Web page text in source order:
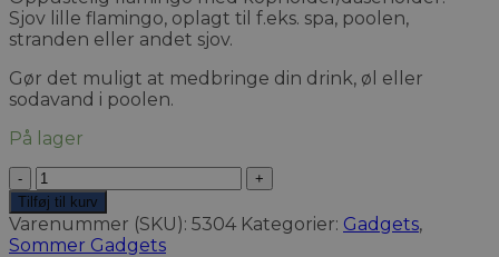
Sjov lille flamingo, oplagt til f.eks. spa, poolen,
stranden eller andet sjov.
Gør det muligt at medbringe din drink, øl eller
sodavand i poolen.
På lager
Flamingo
dåseholder
antal
Tilføj til kurv
Varenummer (SKU): 5304 Kategorier: Gadgets,
Sommer Gadgets